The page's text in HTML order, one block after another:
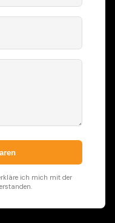
ich mich mit der